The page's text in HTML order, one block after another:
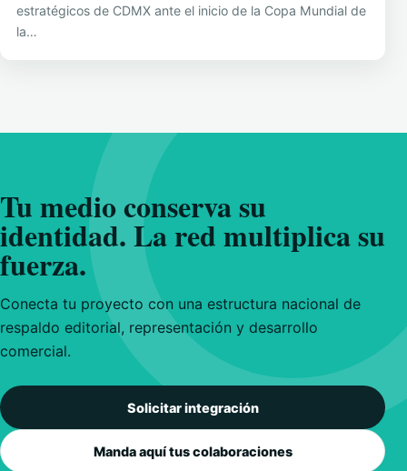
estratégicos de CDMX ante el inicio de la Copa Mundial de
la…
Tu medio conserva su
identidad. La red multiplica su
fuerza.
Conecta tu proyecto con una estructura nacional de
respaldo editorial, representación y desarrollo
comercial.
Solicitar integración
Manda aquí tus colaboraciones